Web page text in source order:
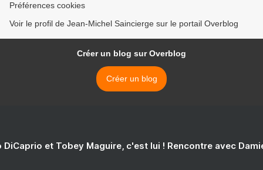
Préférences cookies
Voir le profil de Jean-Michel Saincierge sur le portail Overblog
Créer un blog sur Overblog
Créer un blog
DiCaprio et Tobey Maguire, c'est lui ! Rencontre avec